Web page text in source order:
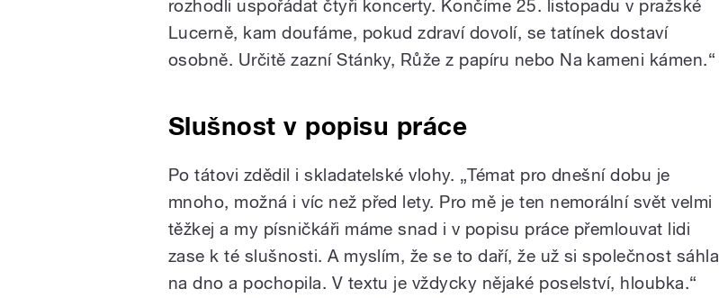
rozhodli uspořádat čtyři koncerty. Končíme 25. listopadu v pražské
Lucerně, kam doufáme, pokud zdraví dovolí, se tatínek dostaví
osobně. Určitě zazní Stánky, Růže z papíru nebo Na kameni kámen.“
Slušnost v popisu práce
Po tátovi zdědil i skladatelské vlohy. „Témat pro dnešní dobu je
mnoho, možná i víc než před lety. Pro mě je ten nemorální svět velmi
těžkej a my písničkáři máme snad i v popisu práce přemlouvat lidi
zase k té slušnosti. A myslím, že se to daří, že už si společnost sáhla
na dno a pochopila. V textu je vždycky nějaké poselství, hloubka.“